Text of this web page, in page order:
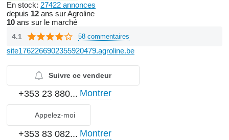
En stock: 27422 annonces
depuis 12 ans sur Agroline
10 ans sur le marché
4.1 58 commentaires
site1762266902355920479.agroline.be
Suivre ce vendeur
+353 23 880... Montrer
Appelez-moi
+353 83 082... Montrer